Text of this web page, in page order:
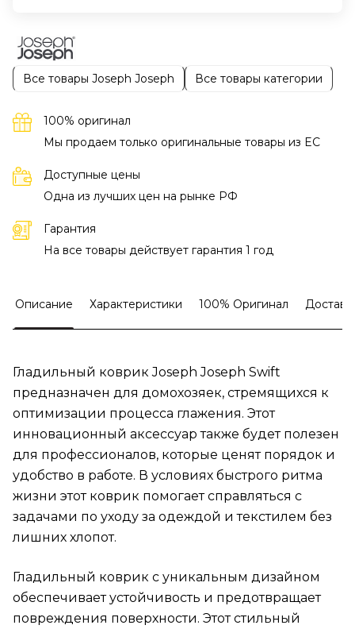
Все товары Joseph Joseph Все товары категории
100% оригинал
Мы продаем только оригинальные товары из EC
Доступные цены
Одна из лучших цен на рынке РФ
Гарантия
На все товары действует гарантия 1 год
Описание Характеристики 100% Оригинал
Гладильный коврик Joseph Joseph Swift
предназначен для домохозяек, стремящихся к
оптимизации процесса глажения. Этот
инновационный аксессуар также будет полезен
для профессионалов, которые ценят порядок и
удобство в работе. В условиях быстрого ритма
жизни этот коврик помогает справляться с
задачами по уходу за одеждой и текстилем без
лишних хлопот.
Гладильный коврик с уникальным дизайном
обеспечивает устойчивость и предотвращает
повреждения поверхности. Этот стильный